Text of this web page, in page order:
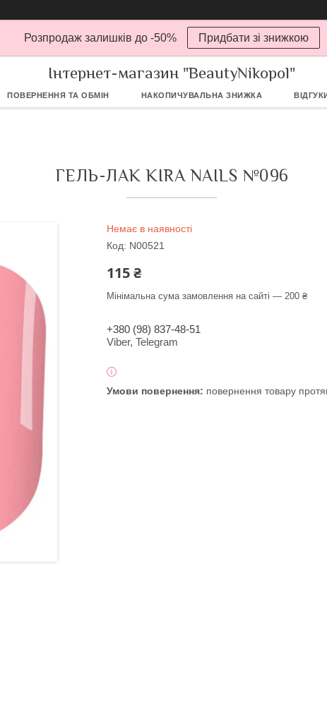
Розпродаж залишків до -50% Придбати зі знижкою
Інтернет-магазин "BeautyNikopol"
ПОВЕРНЕННЯ ТА ОБМІН НАКОПИЧУВАЛЬНА ЗНИЖКА
ГЕЛЬ-ЛАК KIRA NAILS №096
Немає в наявності
Код: N00521
115 ₴
Мінімальна сума замовлення на сайті — 200 ₴
+380 (98) 837-48-51
Viber, Telegram
повернення товару